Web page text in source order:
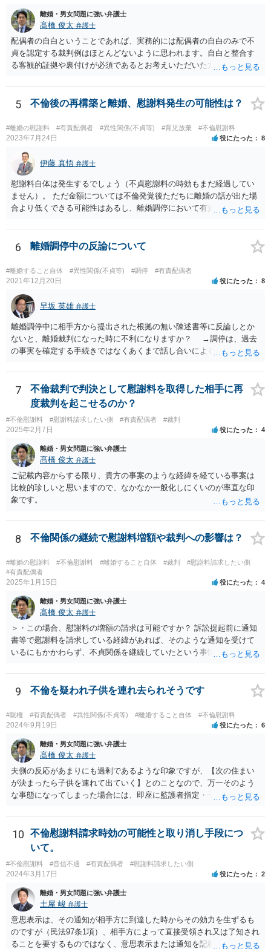
離婚・男女問題に強い弁護士
髙橋 俊太 弁護士
配偶者の自白ということであれば、実務的には配偶者の自白のみで不
貞を認定する裁判例はほとんどないように思われます。自白と整合す
る客観的証拠や裏付けが必須であるとお考えいただいた方がよいでし
5 不倫後の再構築と離婚、慰謝料発生の可能性は？
#離婚の慰謝料 #有責配偶者 #異性関係(不貞等) #育児放棄 #不倫慰謝料
2023年7月24日 役にたった 8
伊藤 真悟 弁護士
慰謝料自体は発生するでしょう（不貞慰謝料の時効もまだ経過してい
ません）。 ただ金額については不倫発覚後ただちに離婚の話が出た場
合より低くできる可能性はあるし、離婚調停において有責配偶者の主
主張は考えられます。 養育費なども含めて一度弁護士に相談すること
を勧めます。
6 離婚調停中の反論について
#離婚すること自体 #異性関係(不貞等) #調停 #有責配偶者
2021年12月20日 役にたった 8
早坂 英雄 弁護士
離婚調停中に相手方から提出された根拠の無い陳述書等に反論しとか
ないと、離婚裁判になった時に不利になりますか？ →調停は、過去
の事実を確定する手続きではなくあくまで話し合いによる合意を目指
りません（口頭での説明でも十分だと思います）。但し、調停委員が
反論の陳述書を提出するように求めているときは別です。 また、反
論しないからと言って直ちに離婚訴訟で不利になることはないと思い
ます（離婚訴訟では反論が必要になってくると思いますが、調停段階
からこちらの言い分や手の内を知らせることに余り意味はないように
思います。）。
7
不倫裁判で判決として慰謝料を取得した相手に再
度裁判を起こせるのか？
#不倫慰謝料 #慰謝料請求したい側 #有責配偶者 #裁判
2025年2月7日 役にたった 4
離婚・男女問題に強い弁護士
髙橋 俊太 弁護士
ご記載内容からする限り、貴方の事案のような経緯を経ている事案は
比較的珍しいと思いますので、なかなか一般化しにくいのが率直な印
象です。
8 不倫関係の継続で慰謝料増額や裁判への影響は？
#離婚の慰謝料 #不倫慰謝料 #離婚すること自体 #裁判
#慰謝料請求したい側
#有責配偶者
2025年1月15日 役にたった 4
離婚・男女問題に強い弁護士
髙橋 俊太 弁護士
＞・この場合、慰謝料の増額の請求は可能ですか？ 訴訟提起前に通知
書等で慰謝料を請求している経緯があれば、そのような通知を受けて
いるにもかかわらず、不貞関係を継続していたという事情は悪質性を
ている裁判例もありますので、担当弁護士に確認してみるとよいでし
ょう。 ＞・この事実が何か今回の裁判に影響することはあるのでしょ
うか？ 提訴時に請求している慰謝料額がいくらであるかにもよります
が、不貞が継続している事実自体は、上記のとおり増額事由になり得
るので、請求を拡張するか、現状の請求額が認容されやすいように今
後の攻防で主張立証していくことになるでしょう。方針について、担
当弁護士とよく相談してみるとよいと思います。
9 不倫を疑われ子供を連れ去られそうです
#親権 #有責配偶者 #異性関係(不貞等) #離婚すること自体 #不倫慰謝料
2024年9月19日 役にたった 6
離婚・男女問題に強い弁護士
髙橋 俊太 弁護士
夫側の反応があまりにも過剰であるような印象ですが、【次の住まい
が決まったら子供を連れて出ていく】とのことなので、万一そのよう
な事態になってしまった場合には、即座に監護者指定・子の引渡しの
でしょう。 親権者や監護者の指定が争いになる場合、現在の実務では
「主たる監護者が父母いずれか」という基準で判断されます。具体的
には、子が生まれてから現在に至るまで、産休・育休取得の有無、子
の衣食住の世話、子の傷病時の看病等、保育園や習い事への対応など
に関する具体的（中心的）監護実績をもとにして、他方配偶者と比較
して、自分が主として子を監護してきた者であるかどうかが重要にな
ります。【子供の監護は平日休日含めて8割私です。】ということでは
あるのですが、上記のとおり、様々な具体的な事情を踏まえて検討す
る必要があるので、最寄りの弁護士などに個別に相談することをお勧
めいたします。
10
不倫慰謝料請求時効の可能性と取り消し手段につ
いて。
#不倫慰謝料 #音信不通 #有責配偶者 #慰謝料請求したい側
2024年3月17日 役にたった 2
離婚・男女問題に強い弁護士
土屋 峻 弁護士
意思表示は、その通知が相手方に到達した時からその効力を生ずるも
のですが（民法97条1項）、相手方によって直接受領され又は了知され
ることを要するものではなく、意思表示または通知を記載した書面